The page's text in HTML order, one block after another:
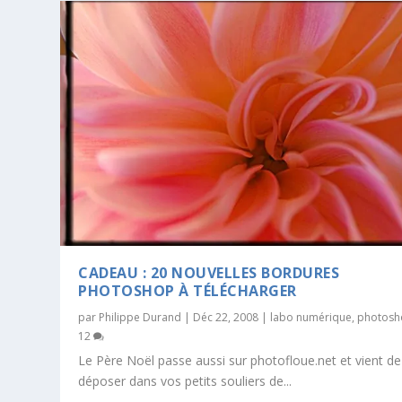
CADEAU : 20 NOUVELLES BORDURES
PHOTOSHOP À TÉLÉCHARGER
par Philippe Durand | Déc 22, 2008 | labo numérique,
12
Le Père Noël passe aussi sur photofloue.net et vient de
déposer dans vos petits souliers de...